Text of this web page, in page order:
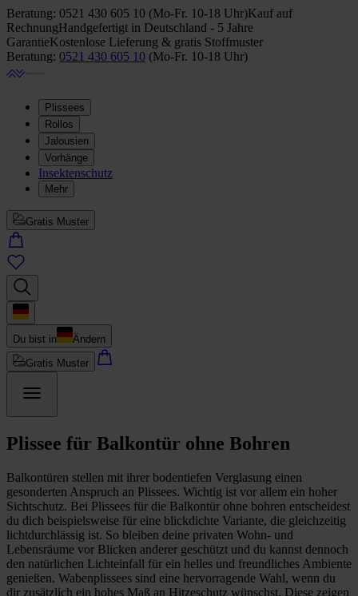
Beratung: 0521 430 605 10 (Mo-Fr. 10-18 Uhr)Kauf auf
RechnungHandgefertigt in Deutschland - 5 Jahre
GarantieKostenlose Lieferung & gratis Stoffmuster
Beratung: 0521 430 605 10 (Mo-Fr. 10-18 Uhr)
Plissees
Rollos
Jalousien
Vorhänge
Insektenschutz
Mehr
Gratis Muster
Du bist in
Ändern
Gratis Muster
Plissee für Balkontür ohne Bohren
Balkontüren stellen mit ihrer bodentiefen Verglasung einen
gesonderten Anspruch an Plissees. Wichtig ist vor allem ein hoher
Sichtschutz. Bei Plissees für die Balkontür ohne bohren entscheidest
du dich beispielsweise für eine blickdichte Variante, die gleichzeitig
lichtdurchlässig ist. So bleiben deine privaten Wohn- und
Lebensräume vor Blicken anderer geschützt und du kannst dennoch
den natürlichen Lichteinfall für ein helles und freundliches Ambiente
genießen. Wabenplissees sind eine hervorragende Wahl, wenn du
dir zusätzlich ein hohes Maß an Hitzeschutz wünschst. Diese zeigen